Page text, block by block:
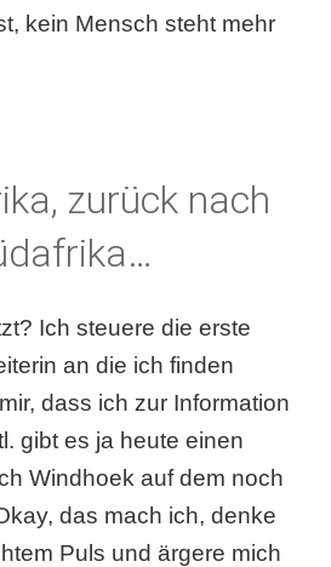
kein Mensch steht mehr
zurück nach
Ich steuere die erste
an die ich finden
dass ich zur Information
gibt es ja heute einen
Windhoek auf dem noch
das mach ich, denke
Puls und ärgere mich